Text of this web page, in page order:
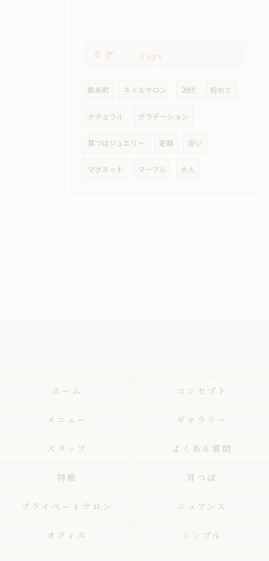
タグ Tags
錦糸町 ネイルサロン 20代 初めて
ナチュラル グラデーション
耳つぼジュエリー 定額 安い
マグネット マーブル 大人
ホーム コンセプト
メニュー ギャラリー
スタッフ よくある質問
特徴 耳つぼ
プライベートサロン ニュアンス
オフィス シンプル